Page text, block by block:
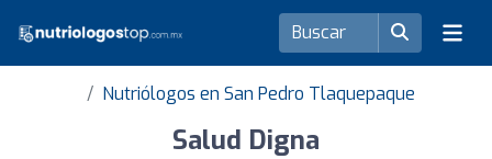
Nutriólogos en San Pedro Tlaquepaque
Salud Digna